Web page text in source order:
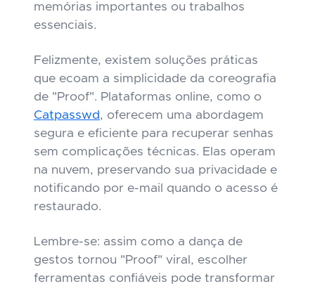
memórias importantes ou trabalhos
essenciais.
Felizmente, existem soluções práticas
que ecoam a simplicidade da coreografia
de "Proof". Plataformas online, como o
Catpasswd, oferecem uma abordagem
segura e eficiente para recuperar senhas
sem complicações técnicas. Elas operam
na nuvem, preservando sua privacidade e
notificando por e-mail quando o acesso é
restaurado.
Lembre-se: assim como a dança de
gestos tornou "Proof" viral, escolher
ferramentas confiáveis pode transformar